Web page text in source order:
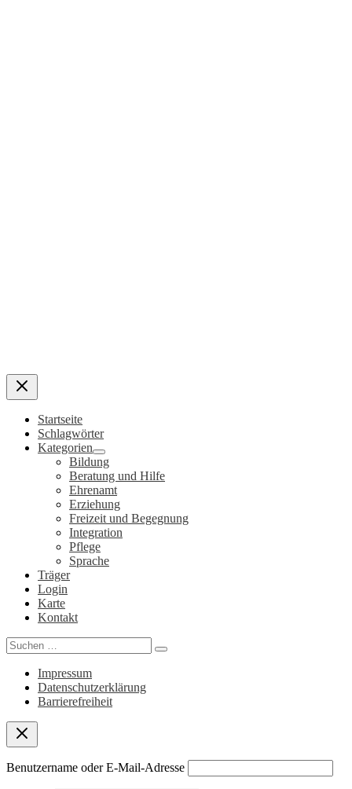
Startseite
Schlagwörter
Kategorien
Bildung
Beratung und Hilfe
Ehrenamt
Erziehung
Freizeit und Begegnung
Integration
Pflege
Sprache
Träger
Login
Karte
Kontakt
Search
for:
Impressum
Datenschutzerklärung
Barrierefreiheit
Benutzername oder E-Mail-Adresse